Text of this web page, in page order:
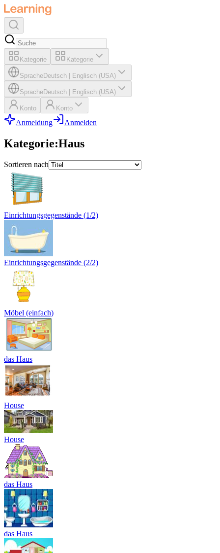
Kategorie Kategorie
SpracheDeutsch Englisch (USA)
SpracheDeutsch Englisch (USA)
Konto Konto
Anmeldung Anmelden
Kategorie:Haus
Sortieren nach
Einrichtungsgegenstände (1/2)
Einrichtungsgegenstände (2/2)
Möbel (einfach)
das Haus
House
House
das Haus
das Haus